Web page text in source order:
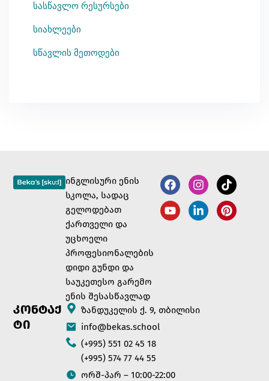
სასწავლო რესურსები
სიახლეები
სწავლის მეთოდები
ინგლისური ენის
სკოლა, სადაც
გელოდებათ
ქართველი და
უცხოელი
პროფესიონალების
დიდი გუნდი და
საუკეთესო გარემო
ენის შესასწავლად
ᲙᲝᲜᲢᲐᲥ
ᲢᲘ
ზანდუკელის ქ. 9, თბილისი
info@bekas.school
(+995) 551 02 45 18
(+995) 574 77 44 55
ორშ-პარ – 10:00-22:00